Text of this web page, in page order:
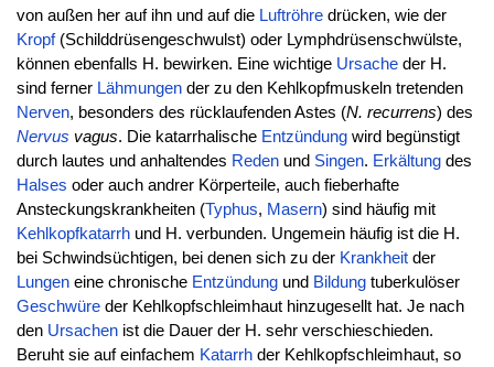
von außen her auf ihn und auf die Luftröhredrücken, wie der
Kropf(Schilddrüsengeschwulst) oder Lymphdrüsenschwülste,
können ebenfalls H. bewirken. Eine wichtige Ursacheder H.
sind ferner Lähmungender zu den Kehlkopfmuskeln tretenden
Nerven, besonders des rücklaufenden Astes (N. recurrens) des
Nervus vagus. Die katarrhalische Entzündungwird begünstigt
durch lautes und anhaltendes Redenund Singen. Erkältungdes
Halses oder auch andrer Körperteile, auch fieberhafte
Ansteckungskrankheiten (Typhus, Masern) sind häufig mit
Kehlkopfkatarrhund H. verbunden. Ungemein häufig ist die H.
bei Schwindsüchtigen, bei denen sich zu der Krankheitder
Lungeneine chronische Entzündungund Bildungtuberkulöser
Geschwüreder Kehlkopfschleimhaut hinzugesellt hat. Je nach
den Ursachenist die Dauer der H. sehr verschieschieden.
Beruht sie auf einfachem Katarrhder Kehlkopfschleimhaut, so